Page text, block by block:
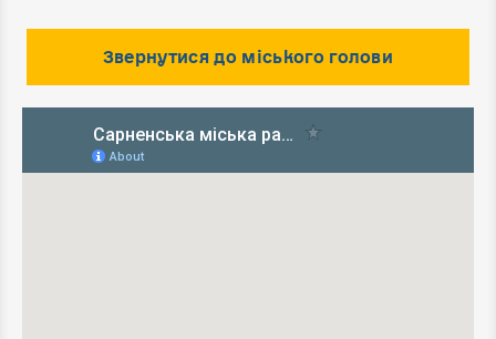
Звернутися до міського голови